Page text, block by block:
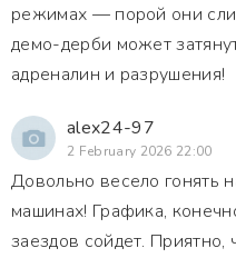
режимах — порой они
демо-дерби может
адреналин и разрушения!
alex24-97
2 February 2026 22:00
Довольно весело гонять
машинах! Графика,
заездов сойдет.